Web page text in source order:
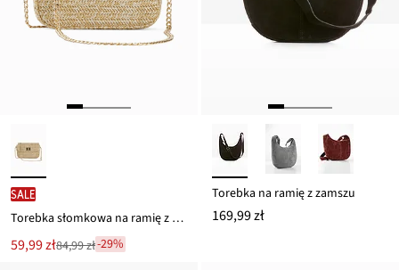
SALE
Torebka słomkowa na ramię z połyskującą nicią
Nowa
cena
59,99 zł
Przeceniono
84,99 zł-29%
Torebka na ramię z zamszu
169,99 zł